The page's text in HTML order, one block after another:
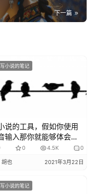
下一篇
小说的笔记
说的工具，假如你使用
输入那你就能够体会他
有多爽
0 4.5K 0
胡也 2021年3月22日
小说的笔记